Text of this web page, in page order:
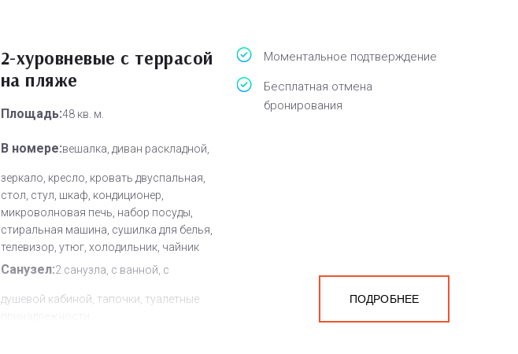
2-хуровневые с террасой
на пляже
Площадь:48 кв. м.
В номере:вешалка, диван раскладной,
зеркало, кресло, кровать двуспальная,
стол, стул, шкаф, кондиционер,
микроволновая печь, набор посуды,
стиральная машина, сушилка для белья,
телевизор, утюг, холодильник, чайник
Санузел:2 санузла, с ванной, с
душевой кабиной, тапочки, туалетные
Моментальное подтверждение
Бесплатная отмена
бронирования
ПОДРОБНЕЕ